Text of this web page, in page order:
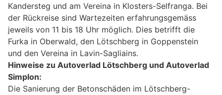
Kandersteg und am Vereina in Klosters-Selfranga. Bei
der Rückreise sind Wartezeiten erfahrungsgemäss
jeweils von 11 bis 18 Uhr möglich. Dies betrifft die
Furka in Oberwald, den Lötschberg in Goppenstein
und den Vereina in Lavin-Sagliains.
Hinweise zu Autoverlad Lötschberg und Autoverlad
Simplon:
Die Sanierung der Betonschäden im Lötschberg-